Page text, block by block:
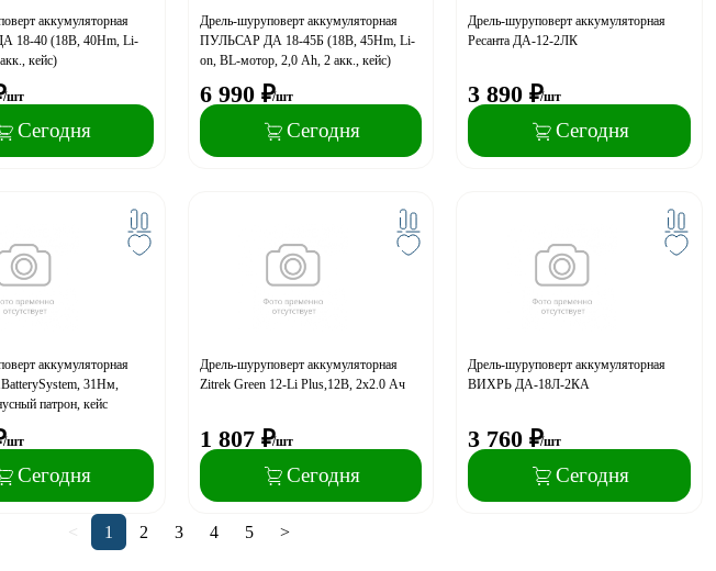
аккумуляторная
18-40 (18В, 40Hm, Li-
кейс)
/шт
Сегодня
Дрель-шуруповерт аккумуляторная
ПУЛЬСАР ДА 18-45Б (18В, 45Hm, Li-
on, BL-мотор, 2,0 Ah, 2 акк., кейс)
6 990 ₽/шт
Сегодня
Дрель-шуруповерт аккумуляторная
Ресанта ДА-12-2ЛК
3 890 ₽/шт
Сегодня
аккумуляторная
31Нм,
патрон, кейс
/шт
Сегодня
Дрель-шуруповерт аккумуляторная
Zitrek Green 12-Li Plus,12В, 2х2.0 Ач
1 807 ₽/шт
Сегодня
Дрель-шуруповерт аккумуляторная
ВИХРЬ ДА-18Л-2КА
3 760 ₽/шт
Сегодня
< 1 2 3 4 5 >